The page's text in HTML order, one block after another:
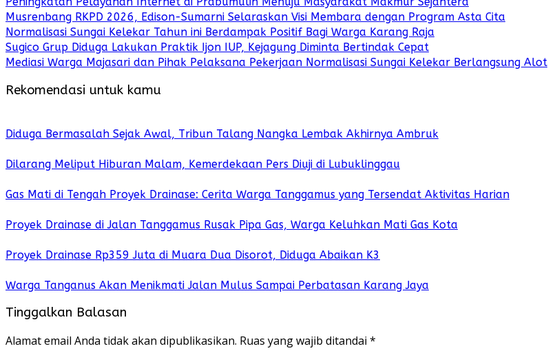
Musrenbang RKPD 2026, Edison-Sumarni Selaraskan Visi Membara dengan Program Asta Cita
Normalisasi Sungai Kelekar Tahun ini Berdampak Positif Bagi Warga Karang Raja
Sugico Grup Diduga Lakukan Praktik Ijon IUP, Kejagung Diminta Bertindak Cepat
Mediasi Warga Majasari dan Pihak Pelaksana Pekerjaan Normalisasi Sungai Kelekar Berlangsung Alot
Rekomendasi untuk kamu
Diduga Bermasalah Sejak Awal, Tribun Talang Nangka Lembak Akhirnya Ambruk
Dilarang Meliput Hiburan Malam, Kemerdekaan Pers Diuji di Lubuklinggau
Gas Mati di Tengah Proyek Drainase: Cerita Warga Tanggamus yang Tersendat Aktivitas Harian
Proyek Drainase di Jalan Tanggamus Rusak Pipa Gas, Warga Keluhkan Mati Gas Kota
Proyek Drainase Rp359 Juta di Muara Dua Disorot, Diduga Abaikan K3
Warga Tanganus Akan Menikmati Jalan Mulus Sampai Perbatasan Karang Jaya
Tinggalkan Balasan
Alamat email Anda tidak akan dipublikasikan. Ruas yang wajib ditandai *